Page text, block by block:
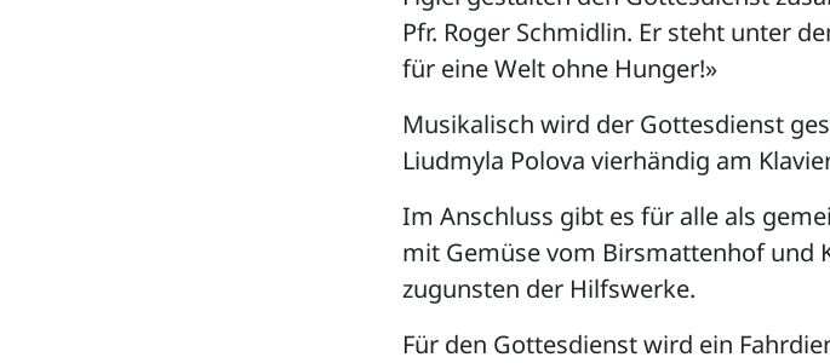
Pfr. Roger Schmidlin. Er steht unter
für eine Welt ohne Hunger!»
Musikalisch wird der Gottesdienst
Liudmyla Polova vierhändig am
Im Anschluss gibt es für alle als
mit Gemüse vom Birsmattenhof und
zugunsten der Hilfswerke.
Für den Gottesdienst wird ein